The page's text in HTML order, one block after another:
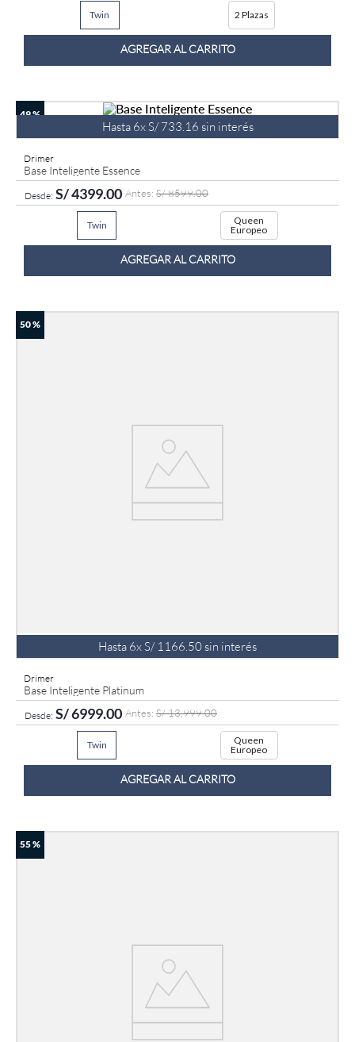
Twin 2 Plazas
AGREGAR AL CARRITO
49 %
Hasta 6xS/ 733 16 sin interés
Drimer
Base Inteligente Essence
S/4399.00 S/8599.00
Twin
Queen
Europeo
AGREGAR AL CARRITO
50 %
Hasta 6xS/ 1166 50 sin interés
Drimer
Base Inteligente Platinum
S/6999.00 S/13,999.00
Twin
Queen
Europeo
AGREGAR AL CARRITO
55 %